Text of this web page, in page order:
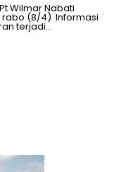
Wilmar Nabati
rabo (8/4) Informasi
terjadi…